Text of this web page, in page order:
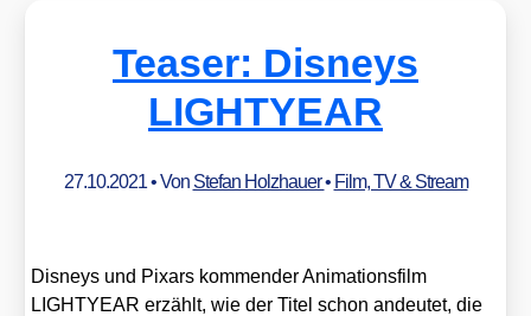
Teaser: Disneys
LIGHTYEAR
27.10.2021• Von Stefan Holzhauer• Film, TV & Stream
Dis­neys und Pix­ars kom­men­der Ani­ma­ti­ons­film
LIGHTYEAR erzählt, wie der Titel schon andeu­tet, die